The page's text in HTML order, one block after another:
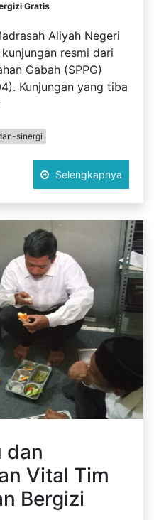
Gratis
Aliyah Negeri
resmi dari
Gabah (SPPG)
Kunjungan yang tiba
sinergi
Selengkapnya
dan
Vital Tim
Bergizi